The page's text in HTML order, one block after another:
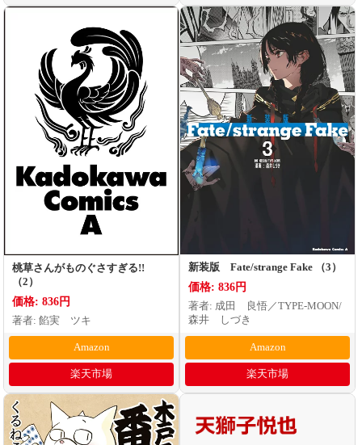
桃草さんがものぐさすぎる!!
（2）
価格: 836円
著者: 餡実 ツキ
Amazon
楽天市場
新装版 Fate/strange Fake （3）
価格: 836円
著者: 成田 良悟／TYPE-MOON/
森井 しづき
Amazon
楽天市場